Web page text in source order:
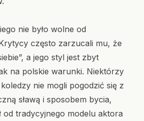
nie było wolne od
często zarzucali mu, że
a jego styl jest zbyt
na polskie warunki. Niektórzy
nie mogli pogodzić się z
sławą i sposobem bycia,
od tradycyjnego modelu aktora